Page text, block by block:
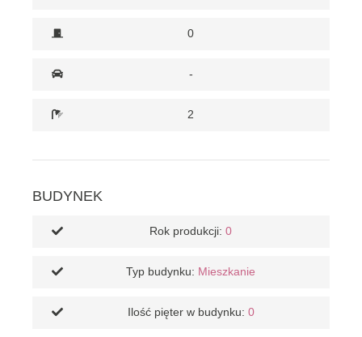
0
-
2
BUDYNEK
Rok produkcji: 0
Typ budynku: Mieszkanie
Ilość pięter w budynku: 0